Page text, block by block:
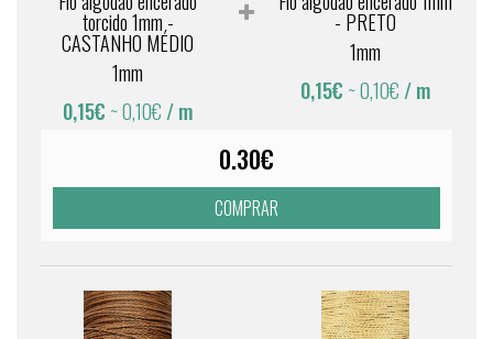
torcido 1mm -
CASTANHO MÉDIO
1mm
0,15€ ~ 0,10€ / m
- PRETO
1mm
0,15€ ~ 0,10€ / m
0.30€
COMPRAR